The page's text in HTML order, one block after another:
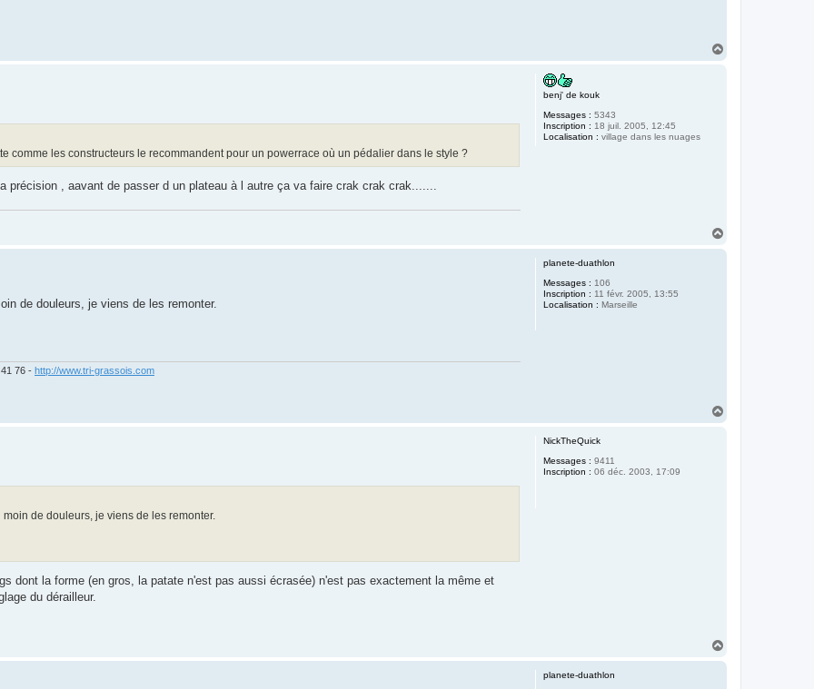
benj' de kouk
Messages : 5343
Inscription : 18 juil. 2005, 12:45
Localisation : village dans les nuages
comme les constructeurs le recommandent pour un powerrace où un pédalier dans le style ?
, aavant de passer d un plateau à l autre ça va faire crak crak crak.......
planete-duathlon
Messages : 106
Inscription : 11 févr. 2005, 13:55
Localisation : Marseille
de douleurs, je viens de les remonter.
76 - http://www.tri-grassois.com
NickTheQuick
Messages : 9411
Inscription : 06 déc. 2003, 17:09
de douleurs, je viens de les remonter.
dont la forme (en gros, la patate n'est pas aussi écrasée) n'est pas exactement la même et
du dérailleur.
planete-duathlon